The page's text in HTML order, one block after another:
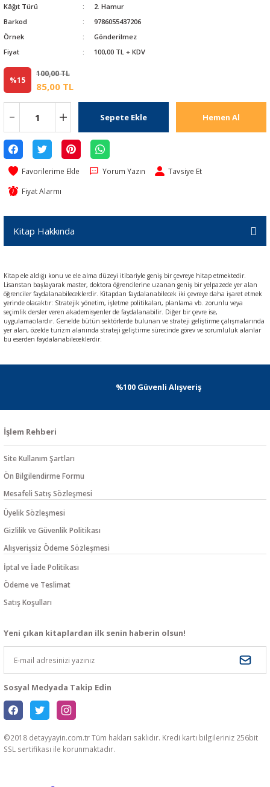
Kâğıt Türü
2. Hamur
Barkod
9786055437206
Örnek
Gönderilmez
Fiyat
100,00 TL + KDV
%15
100,00 TL
85,00 TL
Sepete Ekle Hemen Al
Yorum Yazın Tavsiye Et
Fiyat Alarmı
Kitap Hakkında
Kitap ele aldığı konu ve ele alma düzeyi itibariyle geniş bir çevreye hitap etmektedir.
Lisanstan başlayarak master, doktora öğrencilerine uzanan geniş bir yelpazede yer alan
öğrenciler faydalanabileceklerdir. Kitapdan faydalanabilecek iki çevreye daha işaret etmek
yerinde olacaktır: Stratejik yönetim, işletme politikaları, planlama vb. zorunlu veya
seçimlik dersler veren akademisyenler de faydalanabilir. Diğer bir çevre ise,
uygulamacılardır. Genelde bütün sektörlerde bulunan ve strateji geliştirme çalışmalarında
yer alan, özelde turizm alanında strateji geliştirme sürecinde görev ve sorumluluk alanlar
bu eserden faydalanabileceklerdir.
%100 Güvenli Alışveriş
İşlem Rehberi
Site Kullanım Şartları
Ön Bilgilendirme Formu
Mesafeli Satış Sözleşmesi
Üyelik Sözleşmesi
Gizlilik ve Güvenlik Politikası
Alışverişsiz Ödeme Sözleşmesi
İptal ve İade Politikası
Ödeme ve Teslimat
Satış Koşulları
Yeni çıkan kitaplardan ilk senin haberin olsun!
Sosyal Medyada Takip Edin
©2018 detayyayin.com.tr Tüm hakları saklıdır. Kredi kartı bilgileriniz 256bit
SSL sertifikası ile korunmaktadır.